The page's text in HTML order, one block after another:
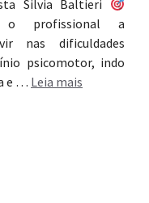
Silvia Baltieri
o profissional a
nas dificuldades
psicomotor, indo
e … Leia mais